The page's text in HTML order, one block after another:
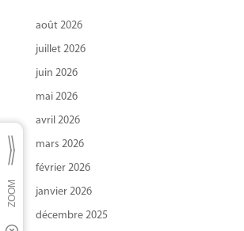
août 2026
juillet 2026
juin 2026
mai 2026
avril 2026
mars 2026
février 2026
janvier 2026
décembre 2025